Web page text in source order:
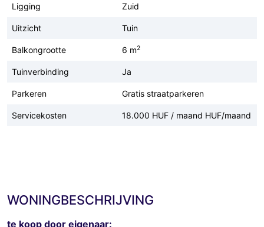
Ligging Zuid
Uitzicht Tuin
Balkongrootte 6 m2
Tuinverbinding Ja
Parkeren Gratis straatparkeren
Servicekosten 18.000 HUF / maand HUF/maand
WONINGBESCHRIJVING
te koop door eigenaar: